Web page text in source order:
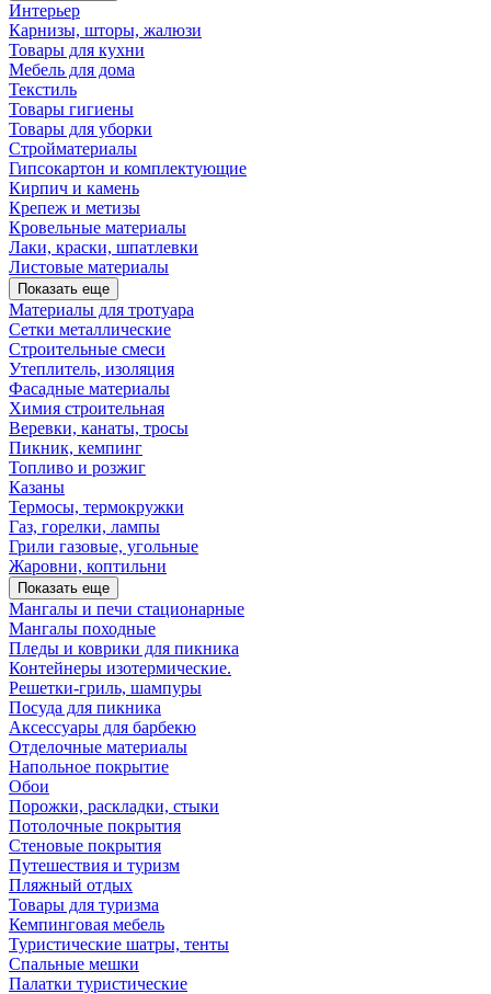
Интерьер
Карнизы, шторы, жалюзи
Товары для кухни
Мебель для дома
Текстиль
Товары гигиены
Товары для уборки
Стройматериалы
Гипсокартон и комплектующие
Кирпич и камень
Крепеж и метизы
Кровельные материалы
Лаки, краски, шпатлевки
Листовые материалы
Показать еще
Материалы для тротуара
Сетки металлические
Строительные смеси
Утеплитель, изоляция
Фасадные материалы
Химия строительная
Веревки, канаты, тросы
Пикник, кемпинг
Топливо и розжиг
Казаны
Термосы, термокружки
Газ, горелки, лампы
Грили газовые, угольные
Жаровни, коптильни
Показать еще
Мангалы и печи стационарные
Мангалы походные
Пледы и коврики для пикника
Контейнеры изотермические.
Решетки-гриль, шампуры
Посуда для пикника
Аксессуары для барбекю
Отделочные материалы
Напольное покрытие
Обои
Порожки, раскладки, стыки
Потолочные покрытия
Стеновые покрытия
Путешествия и туризм
Пляжный отдых
Товары для туризма
Кемпинговая мебель
Туристические шатры, тенты
Спальные мешки
Палатки туристические